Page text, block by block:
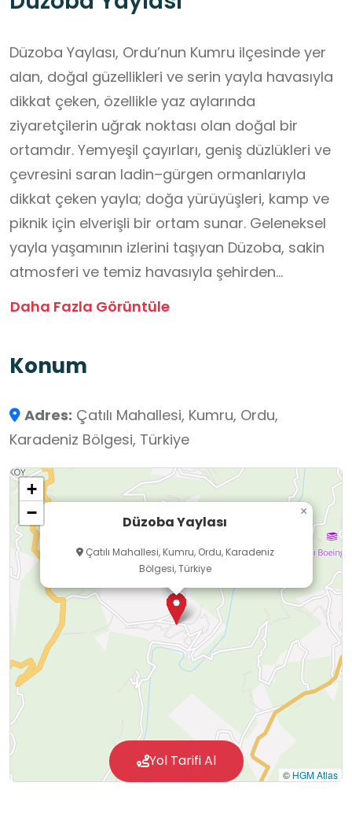
Düzoba Yaylası, Ordu’nun Kumru ilçesinde yer
alan, doğal güzellikleri ve serin yayla havasıyla
dikkat çeken, özellikle yaz aylarında
ziyaretçilerin uğrak noktası olan doğal bir
ortamdır. Yemyeşil çayırları, geniş düzlükleri ve
çevresini saran ladin–gürgen ormanlarıyla
dikkat çeken yayla; doğa yürüyüşleri, kamp ve
piknik için elverişli bir ortam sunar. Geleneksel
yayla yaşamının izlerini taşıyan Düzoba, sakin
atmosferi ve temiz havasıyla şehirden
uzaklaşmak isteyenler için ideal bir dinlenme
hareketlenerek yöre halkı ve turistleri bir araya
yakından görmek, doğal ortamlarla ilgili bilgi
sahibi olmak açısından uygun bir okul dışı
öğrenme ortamıdır.
Daha Fazla Görüntüle
Konum
Adres: Çatılı Mahallesi, Kumru, Ordu,
Karadeniz Bölgesi, Türkiye
Düzoba Yaylası
Çatılı Mahallesi, Kumru, Ordu, Karadeniz
Bölgesi, Türkiye
×
+
−
© HGM Atlas
Yol Tarifi Al